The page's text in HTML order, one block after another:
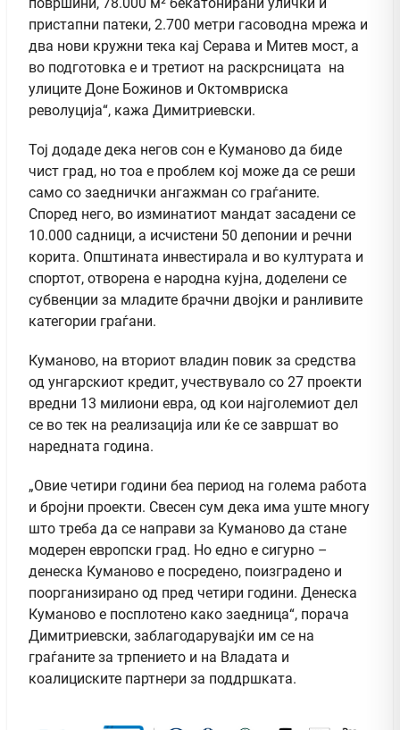
пристапни патеки, 2.700 метри гасоводна мрежа и
два нови кружни тека кај Серава и Митев мост, а
во подготовка е и третиот на раскрсницата на
улиците Доне Божинов и Октомвриска
револуција“, кажа Димитриевски.
Тој додаде дека негов сон е Куманово да биде
чист град, но тоа е проблем кој може да се реши
само со заеднички ангажман со граѓаните.
Според него, во изминатиот мандат засадени се
10.000 садници, а исчистени 50 депонии и речни
корита. Општината инвестирала и во културата и
спортот, отворена е народна кујна, доделени се
субвенции за младите брачни двојки и ранливите
категории граѓани.
Куманово, на вториот владин повик за средства
од унгарскиот кредит, учествувало со 27 проекти
вредни 13 милиони евра, од кои најголемиот дел
се во тек на реализација или ќе се завршат во
наредната година.
„Овие четири години беа период на голема работа
и бројни проекти. Свесен сум дека има уште многу
што треба да се направи за Куманово да стане
модерен европски град. Но едно е сигурно –
денеска Куманово е посредено, поизградено и
поорганизирано од пред четири години. Денеска
Куманово е посплотено како заедница“, порача
Димитриевски, заблагодарувајќи им се на
граѓаните за трпението и на Владата и
коалициските партнери за поддршката.